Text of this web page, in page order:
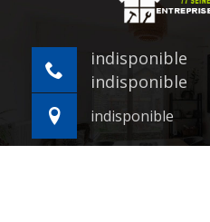
indisponible
indisponible
indisponible